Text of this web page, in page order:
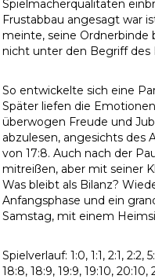
Spielmacherqualitäten
Frustabbau angesagt war
meinte, seine Ordnerbinde
nicht unter den Begriff des
So entwickelte sich eine
Später liefen die
überwogen Freude und
abzulesen, angesichts des
von 17:8. Auch nach der
mitreißen, aber mit seiner
Was bleibt als Bilanz?
Anfangsphase und ein
Samstag, mit einem
Spielverlauf: 1:0, 1:1, 2:1, 2:2,
18:8, 18:9, 19:9, 19:10, 20:10,